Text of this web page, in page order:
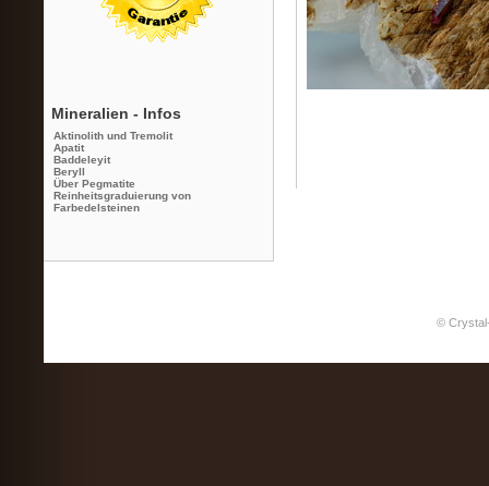
Mineralien - Infos
Aktinolith und Tremolit
Apatit
Baddeleyit
Beryll
Über Pegmatite
Reinheitsgraduierung von
Farbedelsteinen
©